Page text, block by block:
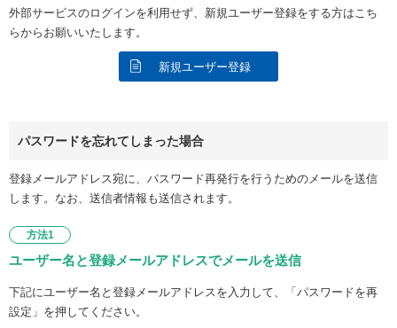
外部サービスのログインを利用せず、新規ユーザー登録をする方はこち
らからお願いいたします。
新規ユーザー登録
パスワードを忘れてしまった場合
登録メールアドレス宛に、パスワード再発行を行うためのメールを送信
します。なお、送信者情報も送信されます。
方法1
ユーザー名と登録メールアドレスでメールを送信
下記にユーザー名と登録メールアドレスを入力して、「パスワードを再
設定」を押してください。